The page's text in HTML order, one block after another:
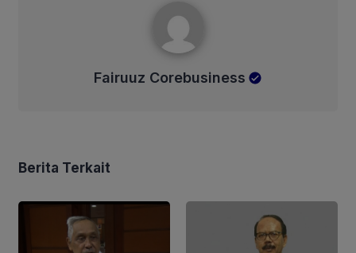
Fairuuz Corebusiness
Berita Terkait